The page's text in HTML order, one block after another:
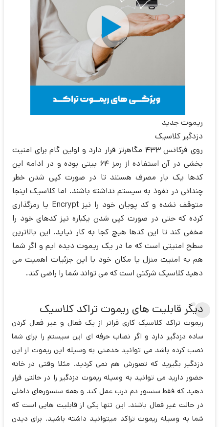
ریموت جدید
دزدگیر کلاسیک
روی فرکانس 433 مگاهرتز قرار دارد و اولین گام برای امنیت
بخشی در آن استفاده از رمز 64 بیتی بوده و در ادامه این
کدها یک بار مصرف هستند تا در صورت کپی شدن خطر
چندانی در نفوذ به سیستم نداشته باشند. اما کلاسیک اینجا
متوقف نشده و کد پویان خود را نیز Encrypt یا رمزگذاری
کرده که حتی در صورت کپی شدن یکباره نیز کدهای خود را
مخفی کند تا این کدها هیچ کجا به کار نیاید. این بالاترین
سطح امنیتی است که ما در یک ریموت دیده ایم و اگر شما
هم به امنیت منزل یا مکان خود با این جزئیات اهمیت می
دهید کلاسیک شرکتی است که می تواند شما را راضی کند.
دیگر قابلیت های ریموت تراکد کلاسیک
ریموت تراکد کلاسیک کاری فراتر از یک فعال و غیر فعال کردن
ساده دزدگیر دارد و اگر نصاب حرفه ای این سیستم را برای شما
نصب کرده باشد می توانید خدمتی به وسیله این ریموت از این
دزدگیر بگیرید که تصورش هم نمی کردید. مثلا وقتی در خانه
حضور دارید می توانید به وسیله ریموت دزدگیر را در حالتی قرار
دهید که فقط سنسور دم درب عمل کند و همه سنسورهای داخلی
در حالت غیر فعال باشند. این تنها یکی از قابلیت هایی است که
شما به وسیله ریموت تراکد میتوانید داشته باشید. برای دیدن